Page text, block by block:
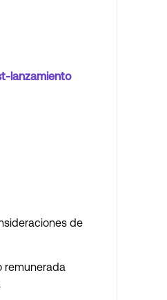
lanzamiento
de
remunerada